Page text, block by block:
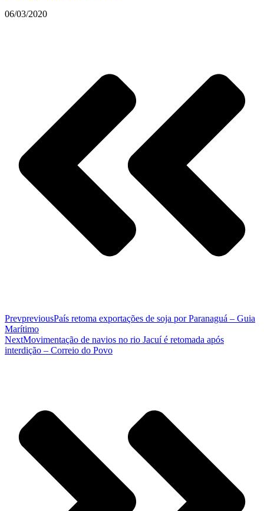
06/03/2020
PrevpreviousPaís retoma exportações de soja por Paranaguá – Guia
Marítimo
NextMovimentação de navios no rio Jacuí é retomada após
interdição – Correio do Povo